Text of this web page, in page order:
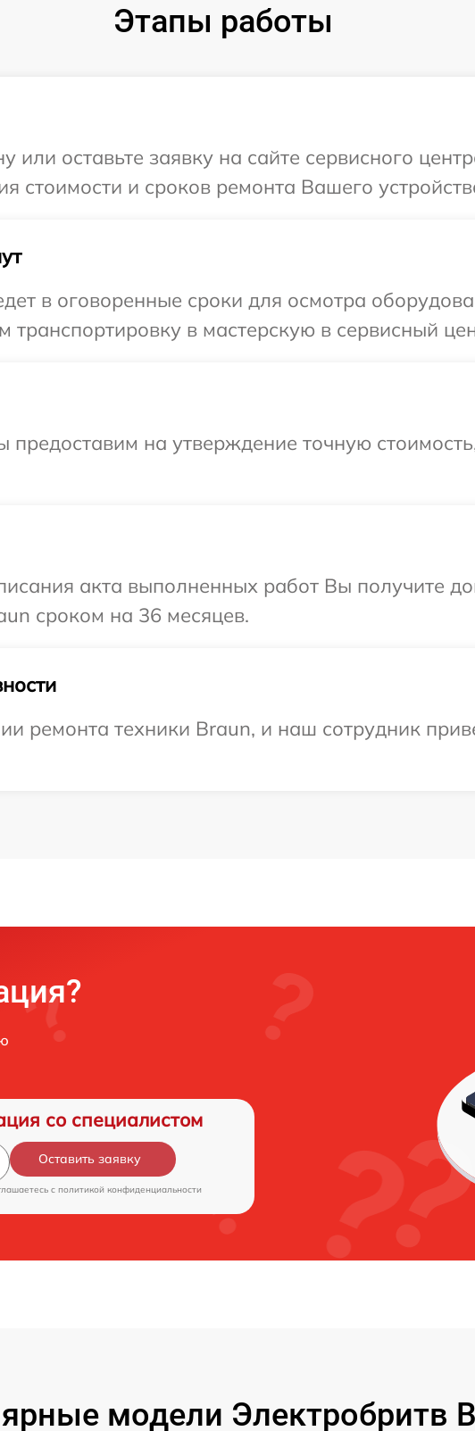
Этапы работы
или оставьте заявку на сайте сервисного
стоимости и сроков ремонта Вашего
в оговоренные сроки для осмотра
транспортировку в мастерскую в сервисный
предоставим на утверждение точную
акта выполненных работ Вы получите
сроком на 36 месяцев.
ремонта техники Braun, и наш сотрудник
со специалистом
Оставить заявку
c политикой конфиденциальности
модели Электробритв